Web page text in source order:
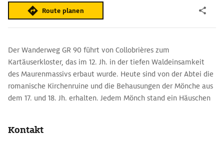
Route planen
Der Wanderweg GR 90 führt von Collobrières zum
Kartäuserkloster, das im 12. Jh. in der tiefen Waldeinsamkeit
des Maurenmassivs erbaut wurde. Heute sind von der Abtei die
romanische Kirchenruine und die Behausungen der Mönche aus
dem 17. und 18. Jh. erhalten. Jedem Mönch stand ein Häuschen
samt Friedhof. Die Abtei wurde in der Französischen Revolution
Kontakt